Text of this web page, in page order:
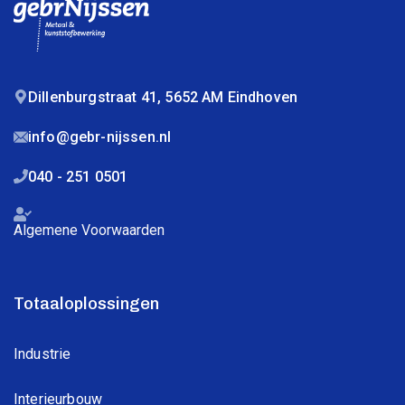
Dillenburgstraat 41, 5652 AM Eindhoven
info@gebr-nijssen.nl
040 - 251 0501
Algemene Voorwaarden
Totaaloplossingen
Industrie
Interieurbouw